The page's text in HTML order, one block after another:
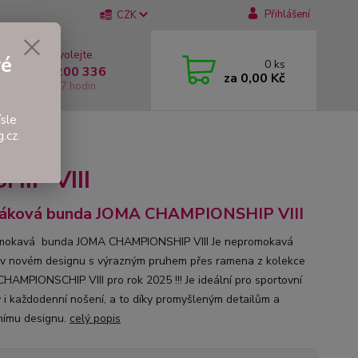
CZK Přihlášení
si rady? Zavolejte.
737 200 336
Pátek: 8 - 17 hodin
0 ks
za 0,00 Kč
VIII
bunda JOMA CHAMPIONSHIP VIII
bunda JOMA CHAMPIONSHIP VIII Je nepromokavá
novém designu s výrazným pruhem přes ramena z kolekce
VIII pro rok 2025 !!! Je ideální pro sportovní
i každodenní nošení, a to díky promyšleným detailům a
designu. celý popis